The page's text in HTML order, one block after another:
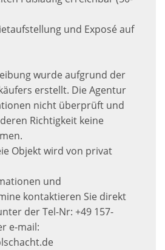
und Exposé auf
wurde aufgrund der
erstellt. Die Agentur
nicht überprüft und
Richtigkeit keine
Objekt wird von privat
und
kontaktieren Sie direkt
der Tel-Nr: +49 157-
e-mail: